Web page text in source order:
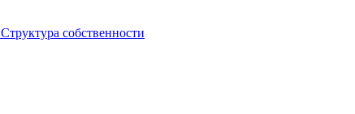
Структура собственности